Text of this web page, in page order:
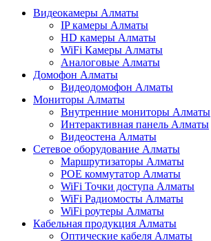
Видеокамеры Алматы
IP камеры Алматы
HD камеры Алматы
WiFi Камеры Алматы
Аналоговые Алматы
Домофон Алматы
Видеодомофон Алматы
Мониторы Алматы
Внутренние мониторы Алматы
Интерактивная панель Алматы
Видеостена Алматы
Сетевое оборудование Алматы
Маршрутизаторы Алматы
POE коммутатор Алматы
WiFi Точки доступа Алматы
WiFi Радиомосты Алматы
WiFi роутеры Алматы
Кабельная продукция Алматы
Оптические кабеля Алматы